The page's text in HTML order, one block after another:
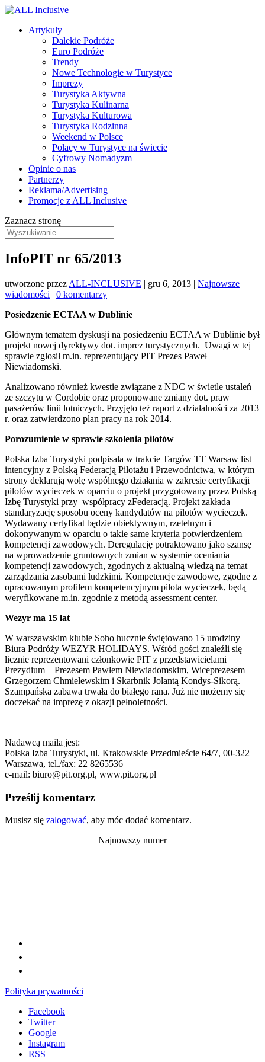
Artykuły
Dalekie Podróże
Euro Podróże
Trendy
Nowe Technologie w Turystyce
Imprezy
Turystyka Aktywna
Turystyka Kulinarna
Turystyka Kulturowa
Turystyka Rodzinna
Weekend w Polsce
Polacy w Turystyce na świecie
Cyfrowy Nomadyzm
Opinie o nas
Partnerzy
Reklama/Advertising
Promocje z ALL Inclusive
Zaznacz stronę
InfoPIT nr 65/2013
utworzone przez ALL-INCLUSIVE | gru 6, 2013 | Najnowsze
wiadomości | 0 komentarzy
Posiedzenie ECTAA w Dublinie
Głównym tematem dyskusji na posiedzeniu ECTAA w Dublinie był
projekt nowej dyrektywy dot. imprez turystycznych. Uwagi w tej
sprawie zgłosił m.in. reprezentujący PIT Prezes Paweł
Niewiadomski.
Analizowano również kwestie związane z NDC w świetle ustaleń
ze szczytu w Cordobie oraz proponowane zmiany dot. praw
pasażerów linii lotniczych. Przyjęto też raport z działalności za 2013
r. oraz zatwierdzono plan pracy na rok 2014.
Porozumienie w sprawie szkolenia pilotów
Polska Izba Turystyki podpisała w trakcie Targów TT Warsaw list
intencyjny z Polską Federacją Pilotażu i Przewodnictwa, w którym
strony deklarują wolę wspólnego działania w zakresie certyfikacji
pilotów wycieczek w oparciu o projekt przygotowany przez Polską
Izbę Turystyki przy współpracy zFederacją. Projekt zakłada
standaryzację sposobu oceny kandydatów na pilotów wycieczek.
Wydawany certyfikat będzie obiektywnym, rzetelnym i
dokonywanym w oparciu o takie same kryteria potwierdzeniem
kompetencji zawodowych. Deregulację potraktowano jako szansę
na wprowadzenie gruntownych zmian w systemie oceniania
kompetencji zawodowych, zgodnych z aktualną wiedzą na temat
zarządzania zasobami ludzkimi. Kompetencje zawodowe, zgodne z
opracowanym profilem kompetencyjnym pilota wycieczek, będą
weryfikowane m.in. zgodnie z metodą assessment center.
Wezyr ma 15 lat
W warszawskim klubie Soho hucznie świętowano 15 urodziny
Biura Podróży WEZYR HOLIDAYS. Wśród gości znaleźli się
licznie reprezentowani członkowie PIT z przedstawicielami
Prezydium – Prezesem Pawłem Niewiadomskim, Wiceprezesem
Grzegorzem Chmielewskim i Skarbnik Jolantą Kondys-Sikorą.
Szampańska zabawa trwała do białego rana. Już nie możemy się
doczekać na imprezę z okazji pełnoletności.
Nadawcą maila jest:
Polska Izba Turystyki, ul. Krakowskie Przedmieście 64/7, 00-322
Warszawa, tel./fax: 22 8265536
e-mail: biuro@pit.org.pl, www.pit.org.pl
Prześlij komentarz
Musisz się zalogować, aby móc dodać komentarz.
Najnowszy numer
Polityka prywatności
Facebook
Twitter
Google
Instagram
RSS